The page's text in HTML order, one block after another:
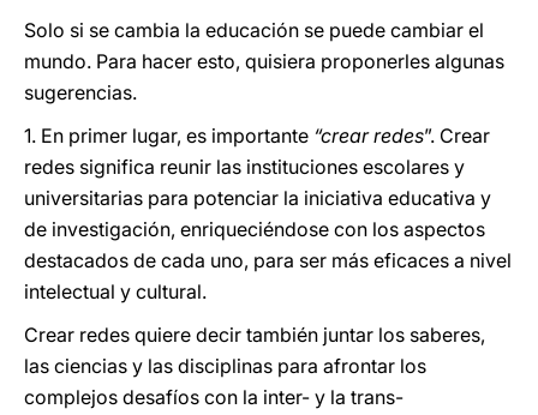
Solo si se cambia la educación se puede cambiar el
mundo. Para hacer esto, quisiera proponerles algunas
sugerencias.
1. En primer lugar, es importante “crear redes”. Crear
redes significa reunir las instituciones escolares y
universitarias para potenciar la iniciativa educativa y
de investigación, enriqueciéndose con los aspectos
destacados de cada uno, para ser más eficaces a nivel
intelectual y cultural.
Crear redes quiere decir también juntar los saberes,
las ciencias y las disciplinas para afrontar los
complejos desafíos con la inter- y la trans-